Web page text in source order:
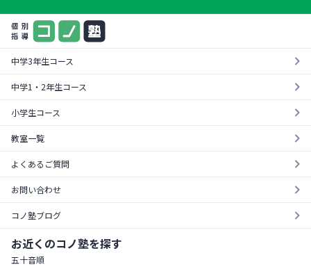
中学3年生コース
中学1・2年生コース
小学生コース
教室一覧
よくあるご質問
お問い合わせ
コノ塾ブログ
お近くのコノ塾を探す
五十音順